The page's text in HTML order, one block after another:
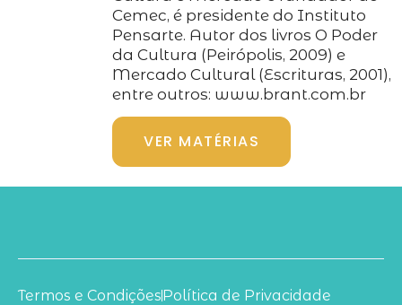
Cemec, é presidente do Instituto
Pensarte. Autor dos livros O Poder
da Cultura (Peirópolis, 2009) e
Mercado Cultural (Escrituras, 2001),
entre outros: www.brant.com.br
VER MATÉRIAS
Termos e CondiçõesPolítica de Privacidade